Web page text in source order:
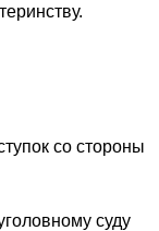
со стороны
суду